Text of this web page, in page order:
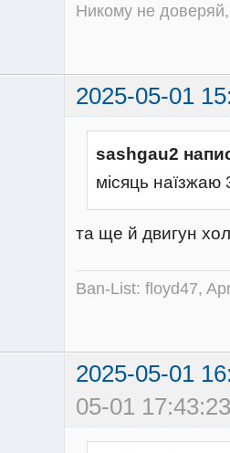
Никому не
2025-05-01
sashgau2
місяць наїзжаю
та ще й двигун
Ban-List: floyd47,
2025-05-01
05-01